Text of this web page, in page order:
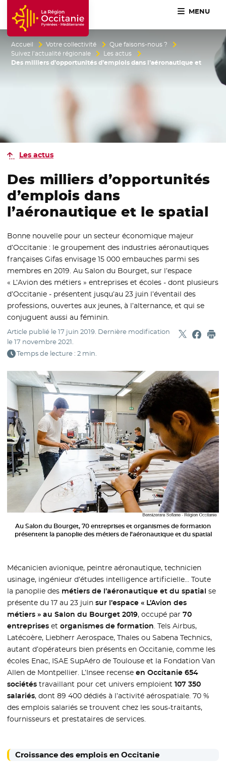
Accueil Région Occitanie / Pyrénées-Méditerranée
MENU
Accueil Votre collectivité
Que faisons-nous ?
Suivez l’actualité régionale
Les actus
Des milliers d’opportunités d’emplois dans l’aéronautique et
Les actus
Des milliers d’opportunités
d’emplois dans
l’aéronautique et le spatial
Bonne nouvelle pour un secteur économique majeur
d’Occitanie : le groupement des industries aéronautiques
françaises Gifas envisage 15 000 embauches parmi ses
membres en 2019. Au Salon du Bourget, sur l’espace
« L’Avion des métiers » entreprises et écoles - dont plusieurs
d’Occitanie - présentent jusqu’au 23 juin l’éventail des
professions, ouvertes aux jeunes, à l’alternance, et qui se
conjuguent aussi au féminin.
Article publié le17 juin 2019. Dernière modification
le17 novembre 2021.
Temps de lecture : 2 min.
Partager
- Nouvelle
-
Au Salon du Bourget, 70 entreprises et organismes de formation
présentent la panoplie des métiers de l’aéronautique et du spatial
Mécanicien avionique, peintre aéronautique, technicien
usinage, ingénieur d’études intelligence artificielle… Toute
la panoplie des métiers de l’aéronautique et du spatial se
présente du 17 au 23 juinsur l’espace « L’Avion des
métiers » au Salon du Bourget 2019, occupé par70
entreprises etorganismes de formation. Tels Airbus,
Latécoère, Liebherr Aerospace, Thales ou Sabena Technics,
autant d’opérateurs bien présents en Occitanie, comme les
écoles Enac, ISAE SupAéro de Toulouse et la Fondation Van
Allen de Montpellier. L’Insee recenseen Occitanie 654
sociétés travaillant pour cet univers emploient107 350
salariés, dont 89 400 dédiés à l’activité aérospatiale. 70 %
des emplois salariés se trouvent chez les sous-traitants,
fournisseurs et prestataires de services.
Croissance des emplois en Occitanie